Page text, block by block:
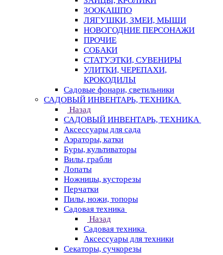
ЗООКАШПО
ЛЯГУШКИ, ЗМЕИ, МЫШИ
НОВОГОДНИЕ ПЕРСОНАЖИ
ПРОЧИЕ
СОБАКИ
СТАТУЭТКИ, СУВЕНИРЫ
УЛИТКИ, ЧЕРЕПАХИ,
КРОКОДИЛЫ
Садовые фонари, светильники
САДОВЫЙ ИНВЕНТАРЬ, ТЕХНИКА
Назад
САДОВЫЙ ИНВЕНТАРЬ, ТЕХНИКА
Аксессуары для сада
Аэраторы, катки
Буры, культиваторы
Вилы, грабли
Лопаты
Ножницы, кусторезы
Перчатки
Пилы, ножи, топоры
Садовая техника
Назад
Садовая техника
Аксессуары для техники
Секаторы, сучкорезы